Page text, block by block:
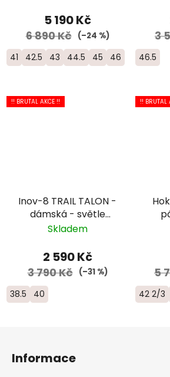
5 190 Kč
6 890 Kč (–24 %)
41 42.5 43 44.5 45 46
3
46.5
!! BRUTAL AKCE !!
Inov-8 TRAIL TALON -
dámská - světle
fialová
Skladem
2 590 Kč
3 790 Kč (–31 %)
38.5 40
!! BRUTAL
5
42 2/3
Informace